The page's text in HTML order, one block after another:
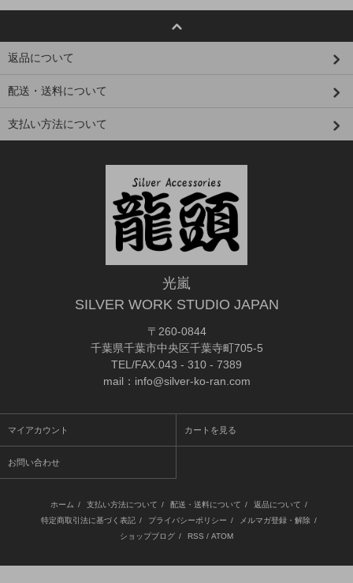
返品について
配送・送料について
支払い方法について
光嵐
SILVER WORK STUDIO JAPAN
〒260-0844
千葉県千葉市中央区千葉寺町705-5
TEL/FAX.043 - 310 - 7389
mail：info@silver-ko-ran.com
マイアカウント カートを見る
お問い合わせ
ホーム / 支払い方法について / 配送・送料について / 返品について /
特定商取引法に基づく表記 / プライバシーポリシー / メルマガ登録・解除 /
ショップブログ / RSS / ATOM